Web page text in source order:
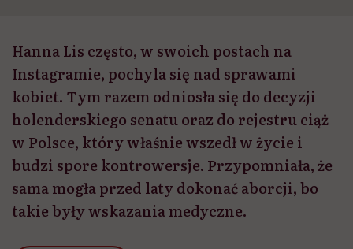
Hanna Lis często, w swoich postach na
Instagramie, pochyla się nad sprawami
kobiet. Tym razem odniosła się do decyzji
holenderskiego senatu oraz do rejestru ciąż
w Polsce, który właśnie wszedł w życie i
budzi spore kontrowersje. Przypomniała, że
sama mogła przed laty dokonać aborcji, bo
takie były wskazania medyczne.